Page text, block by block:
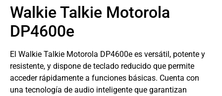
Walkie Talkie Motorola
DP4600e
El Walkie Talkie Motorola DP4600e es versátil, potente y
resistente, y dispone de teclado reducido que permite
acceder rápidamente a funciones básicas. Cuenta con
una tecnología de audio inteligente que garantizan